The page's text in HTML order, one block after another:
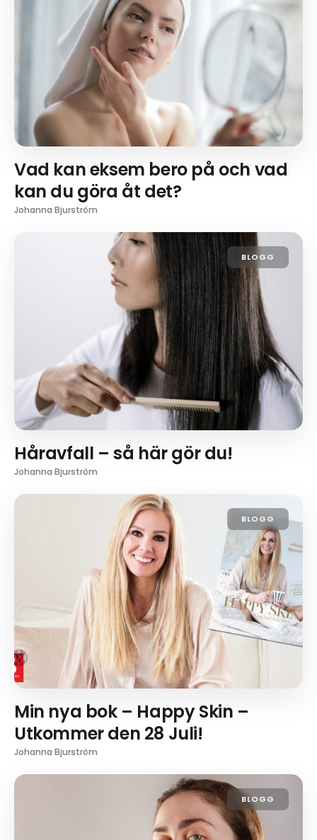
Vad kan eksem bero på och vad
kan du göra åt det?
Johanna Bjurström
BLOGG
Håravfall – så här gör du!
Johanna Bjurström
BLOGG
Min nya bok – Happy Skin –
Utkommer den 28 Juli!
Johanna Bjurström
BLOGG